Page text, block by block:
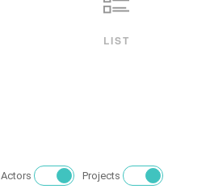
LIST
Actors Projects